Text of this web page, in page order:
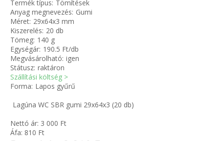
SIMÍTÓZÁRAS TASAK
Termék típus: Tömítések
Anyag megnevezés: Gumi
Méret: 29x64x3 mm
Kiszerelés: 20 db
Tömeg: 140 g
Egységár: 190.5 Ft/db
Megvásárolható: igen
Státusz: raktáron
Szállítási költség >
Forma: Lapos gyűrű
Lagúna WC SBR gumi 29x64x3 (20 db)
Nettó ár: 3 000 Ft
Áfa: 810 Ft